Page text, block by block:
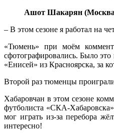
Ашот Шакарян
– В этом сезоне я работал на
«Тюмень» при моём
сфотографировались. Было
«Енисей» из Красноярска, за
Второй раз тюменцы
Хабаровчан в этом сезоне
футболиста «СКА-
мог играть из-за перебора
интересно!